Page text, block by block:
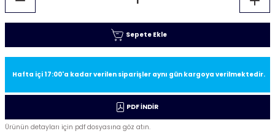
Sepete Ekle
Hafta içi 17:00'a kadar verilen siparişler aynı gün kargoya verilmektedir.
PDF İNDİR
Ürünün detayları için pdf dosyasına göz atın.